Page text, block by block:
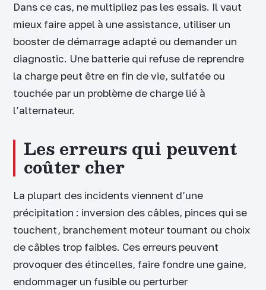
Dans ce cas, ne multipliez pas les essais. Il vaut
mieux faire appel à une assistance, utiliser un
booster de démarrage adapté ou demander un
diagnostic. Une batterie qui refuse de reprendre
la charge peut être en fin de vie, sulfatée ou
touchée par un problème de charge lié à
l’alternateur.
Les erreurs qui peuvent
coûter cher
La plupart des incidents viennent d’une
précipitation : inversion des câbles, pinces qui se
touchent, branchement moteur tournant ou choix
de câbles trop faibles. Ces erreurs peuvent
provoquer des étincelles, faire fondre une gaine,
endommager un fusible ou perturber